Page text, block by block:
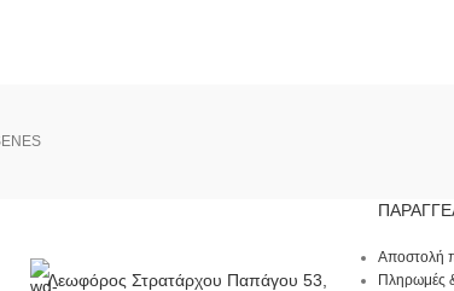
Λεωφόρος Στρατάρχου Παπάγου 53,
Αποστολή
Πληρωμές